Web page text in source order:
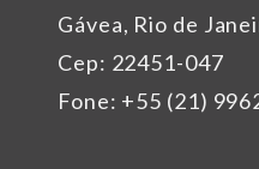
Gávea, Rio de
Cep: 22451-047
Fone: +55 (21)